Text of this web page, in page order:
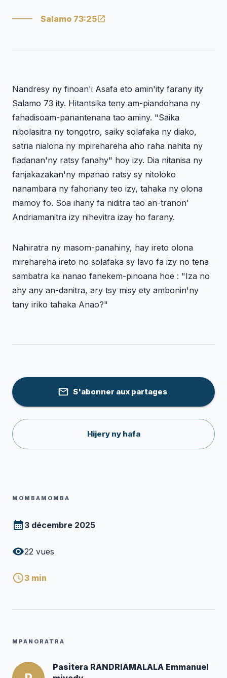
Salamo 73:25
Nandresy ny finoan'i Asafa eto amin'ity farany ity
Salamo 73 ity. Hitantsika teny am-piandohana ny
fahadisoam-panantenana tao aminy. "Saika
nibolasitra ny tongotro, saiky solafaka ny diako,
satria nialona ny mpirehareha aho raha nahita ny
fiadanan'ny ratsy fanahy" hoy izy. Dia nitanisa ny
fanjakazakan'ny mpanao ratsy sy nitoloko
nanambara ny fahoriany teo izy, tahaka ny olona
mamoy fo. Soa ihany fa niditra tao an-tranon'
Andriamanitra izy nihevitra izay ho farany.
Nahiratra ny masom-panahiny, hay ireto olona
mirehareha ireto no solafaka sy lavo fa izy no tena
sambatra ka nanao fanekem-pinoana hoe : "Iza no
ahy any an-danitra, ary tsy misy ety ambonin'ny
tany iriko tahaka Anao?"
S'abonner aux partages
Hijery ny hafa
MOMBAMOMBA
3 décembre 2025
22 vues
3 min
MPANORATRA
Pasitera RANDRIAMALALA Emmanuel